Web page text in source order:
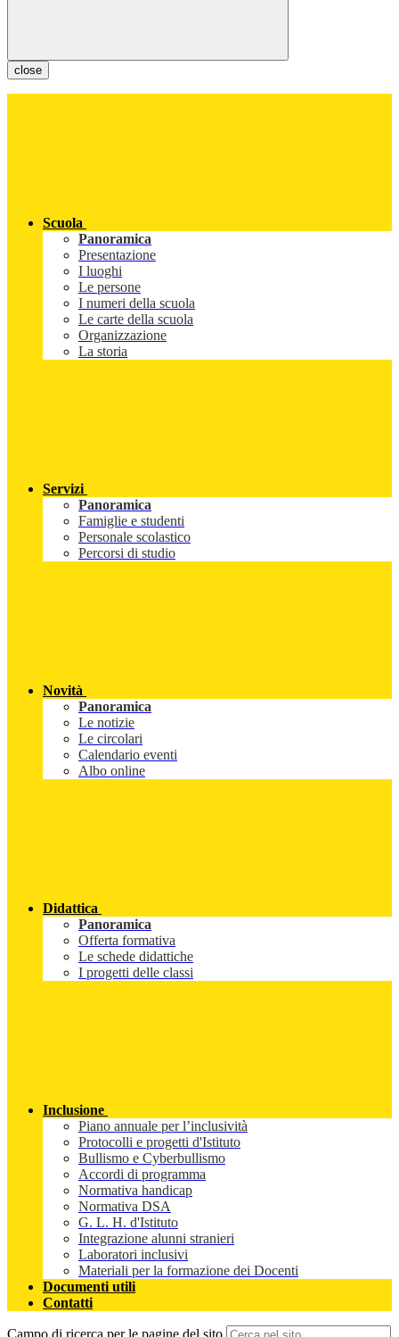
close
Scuola
Panoramica
Presentazione
I luoghi
Le persone
I numeri della scuola
Le carte della scuola
Organizzazione
La storia
Servizi
Panoramica
Famiglie e studenti
Personale scolastico
Percorsi di studio
Novità
Panoramica
Le notizie
Le circolari
Calendario eventi
Albo online
Didattica
Panoramica
Offerta formativa
Le schede didattiche
I progetti delle classi
Inclusione
Piano annuale per l’inclusività
Protocolli e progetti d'Istituto
Bullismo e Cyberbullismo
Accordi di programma
Normativa handicap
Normativa DSA
G. L. H. d'Istituto
Integrazione alunni stranieri
Laboratori inclusivi
Materiali per la formazione dei Docenti
Documenti utili
Contatti